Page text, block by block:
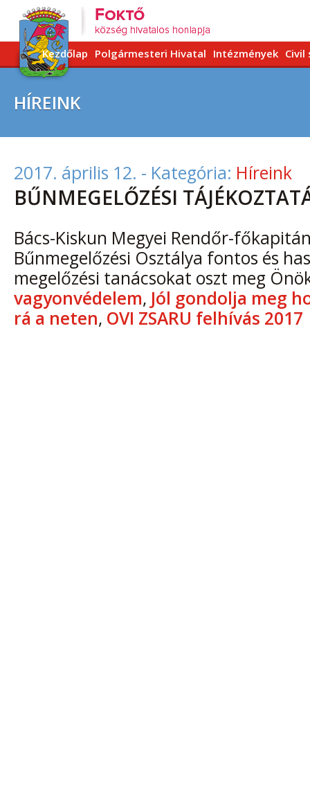
Kezdőlap Polgármesteri Hivatal Intézmények Civil
HÍREINK
2017. április 12. - Kategória: Híreink
BŰNMEGELŐZÉSI
Bács-Kiskun Megyei Rendőr-
Bűnmegelőzési Osztálya fontos és
megelőzési tanácsokat oszt meg
vagyonvédelem, Jól gondolja meg
rá a neten, OVI ZSARU felhívás 2017